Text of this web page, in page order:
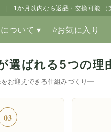
1か月以内なら返品・交換可能
ついて ▾ お気に入り
選ばれる5つの理
お迎えできる仕組みづくり―
03